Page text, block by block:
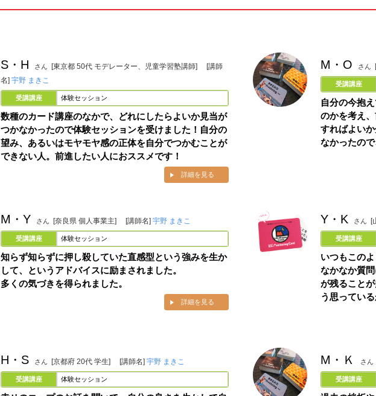
S・H さん [東京都 50代 モデレーター、児童学習塾講師]
[講師
名] 宇野 まきこ
受講講座 体験セッション
数種のカード講座のなかで、どれにしたらよいか見当が
つかなかったので体験セッションを受けました！自分の
望み、あるいはモヤモヤ感の正体を自分でつかむことが
できない人。前進したい人におススメです！
詳細を見る
M・O さん
受講講座
自分の今抱
のかを考え
すればよい
なかったので
M・Y さん [奈良県 個人事業主] [講師名] 宇野 まきこ
受講講座 体験セッション
知らず知らずに押し殺していた直感型という強みを生か
して、というアドバイスに励まされました。
多くの気づきを得られました。
詳細を見る
Y・K さん [
受講講座
いつもこの
なかなか質
が残ること
う思ってい
H・S さん [京都府 20代 学生] [講師名] 宇野 まきこ
受講講座 体験セッション
M・Ｋ さん
受講講座